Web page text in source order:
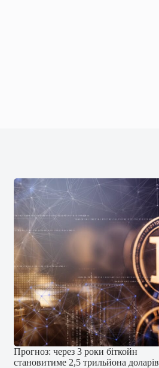
Прогноз: через 3 роки біткойн
становитиме 2,5 трильйона доларів